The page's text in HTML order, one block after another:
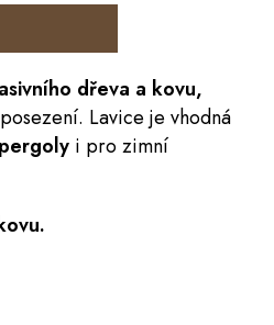
dřeva a kovu,
Lavice je vhodná
i pro zimní